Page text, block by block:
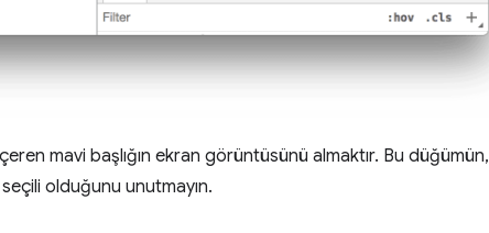
mavi başlığın ekran görüntüsünü almaktır. Bu düğümün,
olduğunu unutmayın.